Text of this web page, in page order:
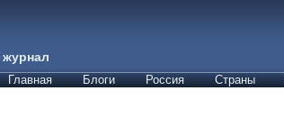
Главная Блоги Россия Страны